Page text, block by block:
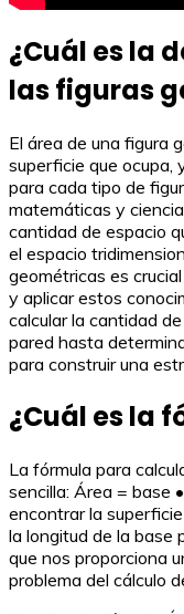
¿Cuál es la
las figuras
El área de una figura
superficie que ocupa,
para cada tipo de
matemáticas y
cantidad de espacio
el espacio
geométricas es
y aplicar estos
calcular la cantidad
pared hasta
para construir una
¿Cuál es la
La fórmula para
sencilla: Área = base
encontrar la
la longitud de la base
que nos proporciona
problema del cálculo